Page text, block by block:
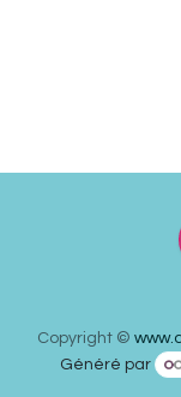
Copyright ©
Généré par